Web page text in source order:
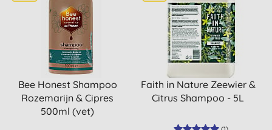
Bee Honest Shampoo
Rozemarijn & Cipres
500ml (vet)
Faith in Nature Zeewier &
Citrus Shampoo - 5L